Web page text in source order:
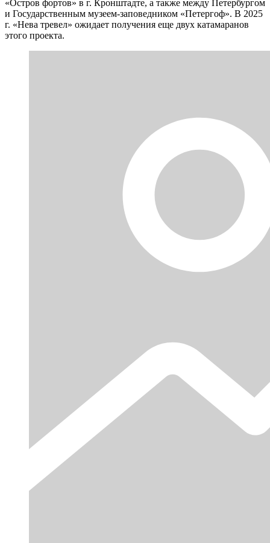
«Остров фортов» в г. Кронштадте, а также между Петербургом
и Государственным музеем-заповедником «Петергоф». В 2025
г. «Нева тревел» ожидает получения еще двух катамаранов
этого проекта.